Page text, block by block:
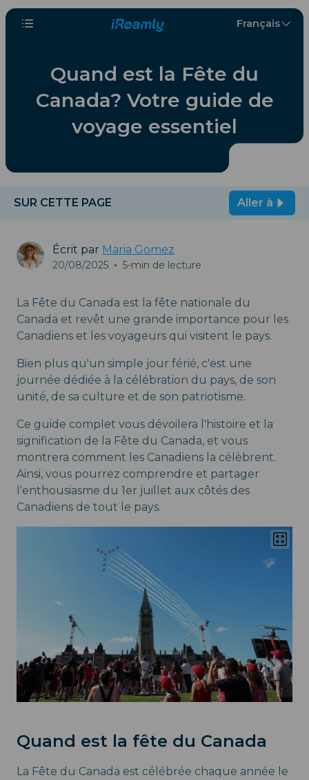
Français
Quand est la Fête du
Canada? Votre guide de
voyage essentiel
SUR CETTE PAGE Aller à
Écrit par Maria Gomez
20/08/2025 • 5-min de lecture
La Fête du Canada est la fête nationale du
Canada et revêt une grande importance pour les
Canadiens et les voyageurs qui visitent le pays.
Bien plus qu'un simple jour férié, c'est une
journée dédiée à la célébration du pays, de son
unité, de sa culture et de son patriotisme.
Ce guide complet vous dévoilera l'histoire et la
signification de la Fête du Canada, et vous
montrera comment les Canadiens la célèbrent.
Ainsi, vous pourrez comprendre et partager
l'enthousiasme du 1er juillet aux côtés des
Canadiens de tout le pays.
Quand est la fête du Canada
La Fête du Canada est célébrée chaque année le